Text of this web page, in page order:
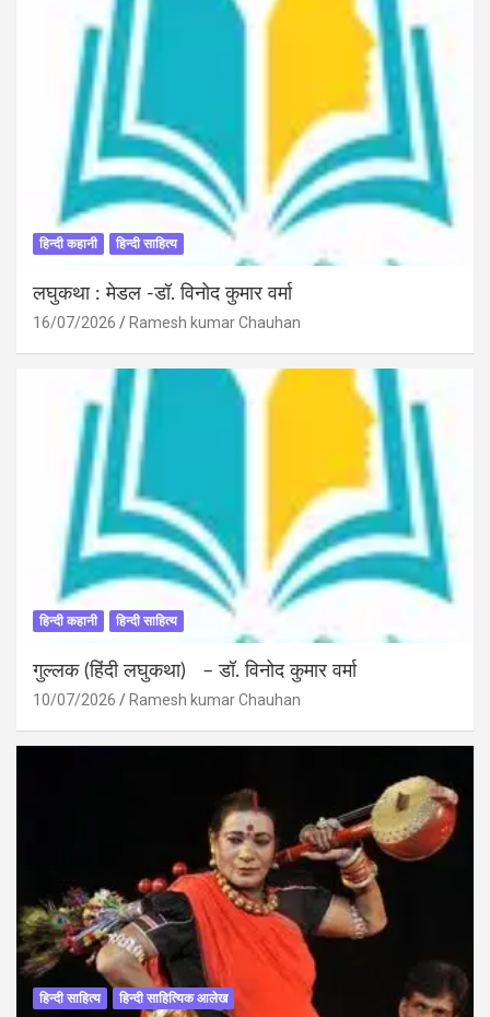
हिन्दी कहानी हिन्दी साहित्य
लघुकथा : मेडल -डॉ. विनोद कुमार वर्मा
16/07/2026 Ramesh kumar Chauhan
हिन्दी कहानी हिन्दी साहित्य
गुल्लक (हिंदी लघुकथा) – डॉ. विनोद कुमार वर्मा
10/07/2026 Ramesh kumar Chauhan
हिन्दी साहित्य हिन्दी साहित्यिक आलेख